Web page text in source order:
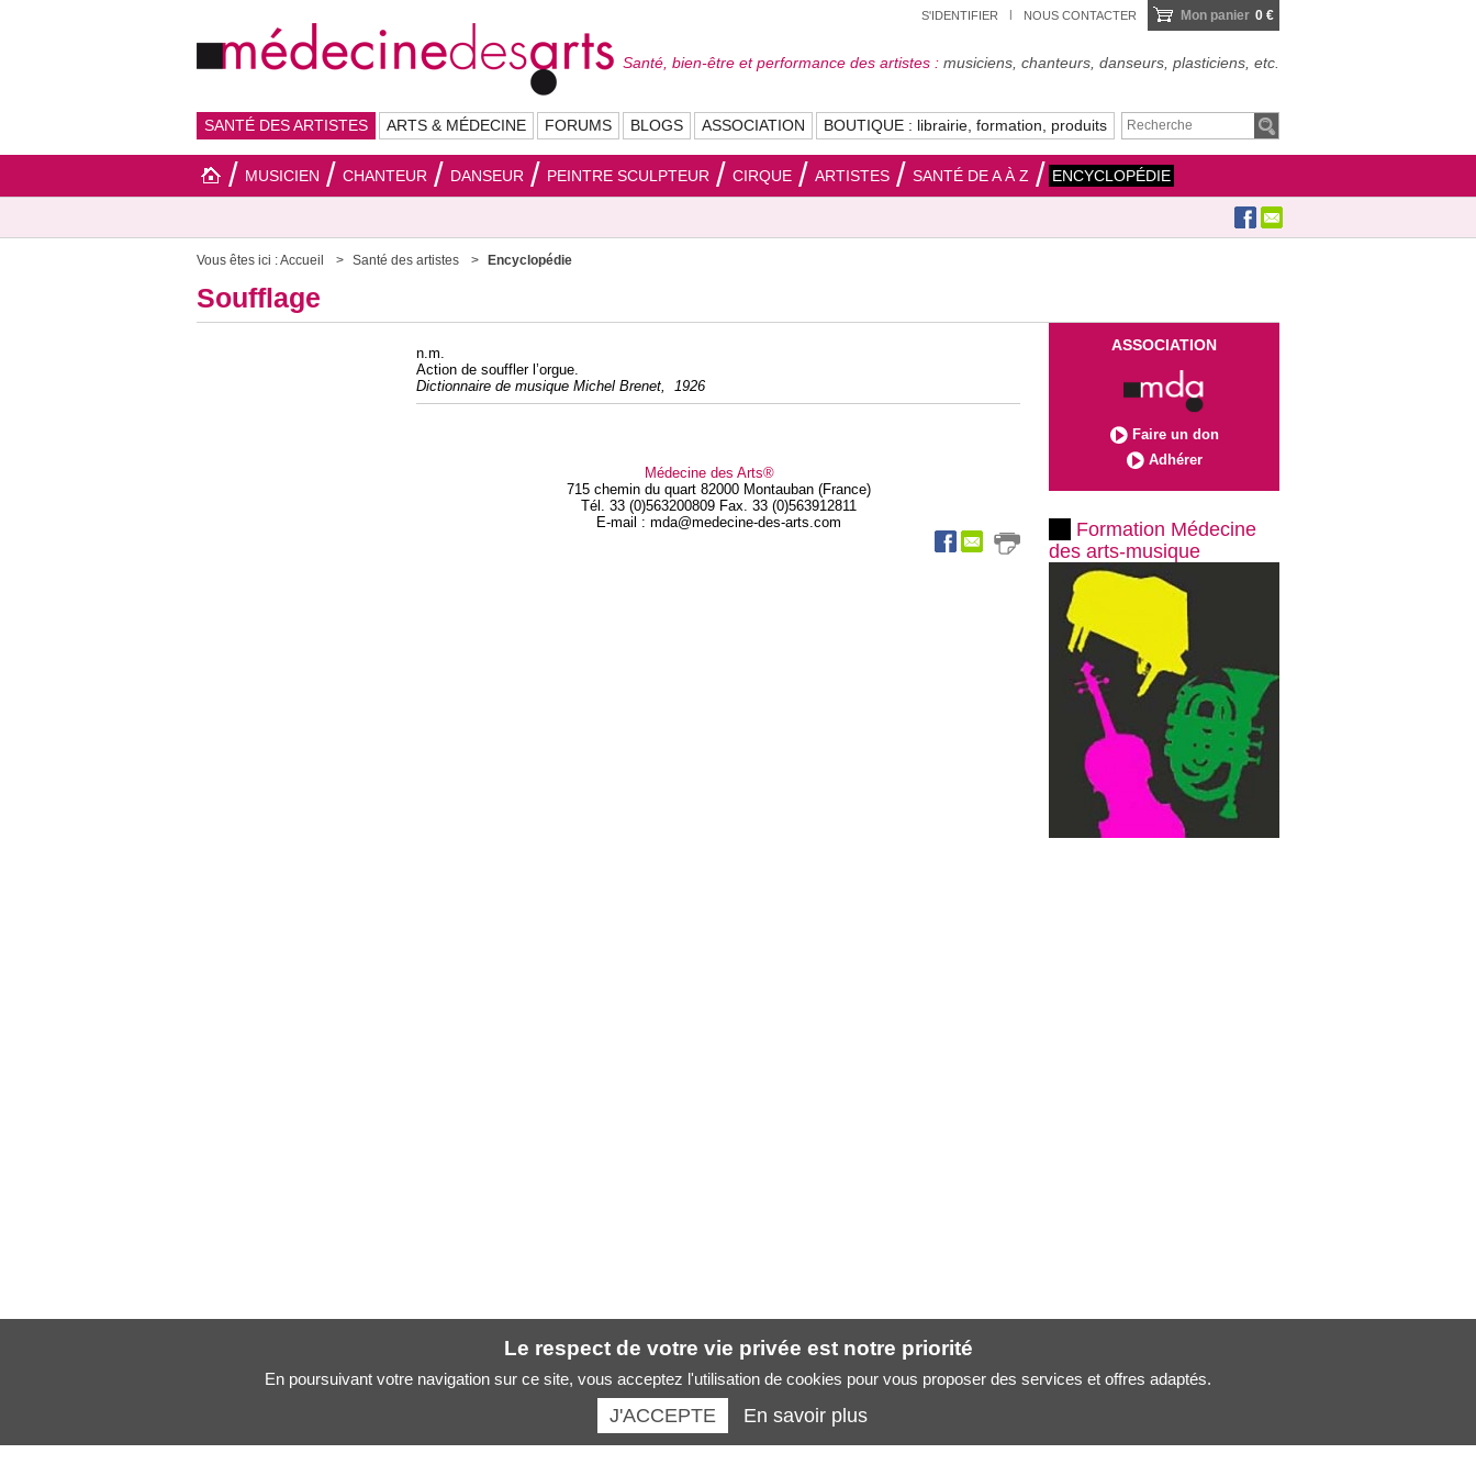
S'IDENTIFIER NOUS CONTACTER Mon panier 0 €
Santé, bien-être et performance des artistes : musiciens, chanteurs, danseurs, plasticiens, etc.
SANTÉ DES ARTISTES ARTS & MÉDECINE FORUMS BLOGS ASSOCIATION BOUTIQUE : librairie, formation, produits
MUSICIEN CHANTEUR DANSEUR PEINTRE SCULPTEUR CIRQUE ARTISTES SANTÉ DE A À Z ENCYCLOPÉDIE
Vous êtes ici :Accueil Santé des artistes Encyclopédie
Soufflage
n.m.
Action de souffler l’orgue.
Dictionnaire de musique Michel Brenet, 1926
Médecine des Arts®
715 chemin du quart 82000 Montauban (France)
Tél. 33 (0)563200809 Fax. 33 (0)563912811
E-mail : mda@medecine-des-arts.com
ASSOCIATION
Faire un don
Adhérer
Formation Médecine
des arts-musique
Le respect de votre vie privée est notre priorité
En poursuivant votre navigation sur ce site, vous acceptez l'utilisation de cookies pour vous proposer des services et offres adaptés.
J'ACCEPTE En savoir plus